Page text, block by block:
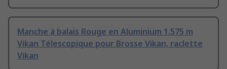
Manche à balais Rouge en Aluminium 1.575 m
Vikan Télescopique pour Brosse Vikan, raclette
Vikan